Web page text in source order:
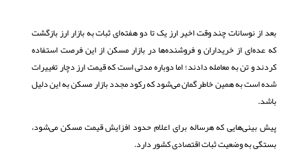
بعد از نوسانات چند وقت اخیر ارز یک تا دو هفته‌ای ثبات به بازار ارز بازگشت
که عده‌ای از خریداران و فروشنده‌ها در بازار مسکن از این فرصت استفاده
کردند و تن به معامله دادند؛ اما دوباره مدتی است که قیمت ارز دچار تغییرات
شده است به همین خاطر گمان می‌شود که رکود مجدد بازار مسکن به این دلیل
باشد.
پیش بینی‌هایی که هرساله برای اعلام حدود افزایش قیمت مسکن می‌شود،
بستگی به وضعیت ثبات اقتصادی کشور دارد.